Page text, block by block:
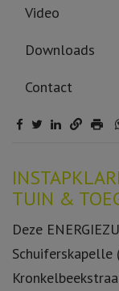
Video
Downloads
Contact
TUIN &
Deze